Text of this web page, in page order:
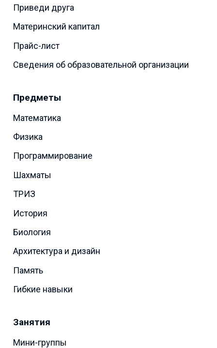
Приведи друга
Материнский капитал
Прайс-лист
Сведения об образовательной организации
Предметы
Математика
Физика
Программирование
Шахматы
ТРИЗ
История
Биология
Архитектура и дизайн
Память
Гибкие навыки
Занятия
Мини-группы